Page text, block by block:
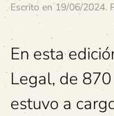
Escrito en19/06/2024.
En esta
Legal, de
estuvo a